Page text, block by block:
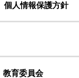
個人情報保護方針
教育委員会